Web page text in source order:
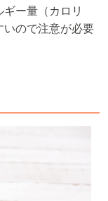
ー量（カロリ
いので注意が必要